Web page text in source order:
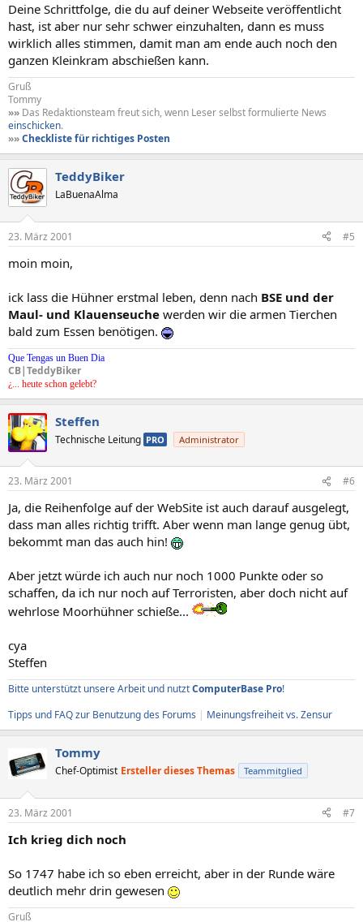
Deine Schrittfolge, die du auf deiner Webseite veröffentlicht
hast, ist aber nur sehr schwer einzuhalten, dann es muss
wirklich alles stimmen, damit man am ende auch noch den
ganzen Kleinkram abschießen kann.
Gruß
Tommy
»» Das Redaktionsteam freut sich, wenn Leser selbst formulierte News
einschicken.
»»Checkliste für richtiges Posten
TeddyBiker
LaBuenaAlma
23. März 2001 #5
moin moin,
ick lass die Hühner erstmal leben, denn nach BSE und der
Maul- und Klauenseuche werden wir die armen Tierchen
bald zum Essen benötigen.
Que Tengas un Buen Dia
CB|TeddyBiker
¿... heute schon gelebt?
Steffen
Technische Leitung PRO Administrator
23. März 2001 #6
Ja, die Reihenfolge auf der WebSite ist auch darauf ausgelegt,
dass man alles richtig trifft. Aber wenn man lange genug übt,
bekommt man das auch hin!
Aber jetzt würde ich auch nur noch 1000 Punkte oder so
schaffen, da ich nur noch auf Terroristen, aber doch nicht auf
wehrlose Moorhühner schieße...
cya
Steffen
Bitte unterstützt unsere Arbeit und nutztComputerBase Pro!
Tipps und FAQ zur Benutzung des Forums | Meinungsfreiheit vs. Zensur
Tommy
Chef-Optimist Ersteller dieses Themas Teammitglied
23. März 2001 #7
Ich krieg dich noch
So 1747 habe ich so eben erreicht, aber in der Runde wäre
deutlich mehr drin gewesen
Gruß